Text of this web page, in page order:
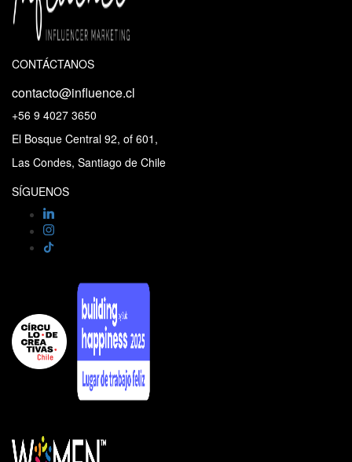
CONTÁCTANOS
contacto@influence.cl
+56 9 4027 3650
El Bosque Central 92, of 601,
Las Condes, Santiago de Chile
SÍGUENOS